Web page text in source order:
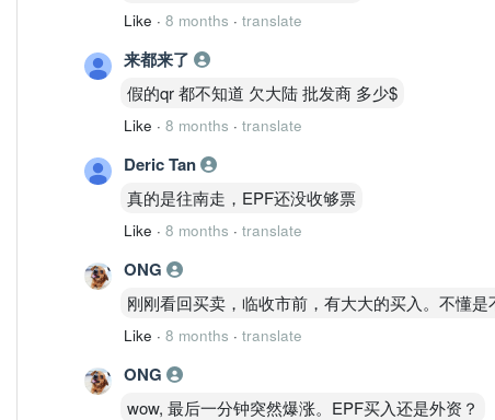
Like · 8 months · translate
来都来了
假的qr 都不知道 欠大陆 批发商 多少$
Like · 8 months · translate
Deric Tan
真的是往南走，EPF还没收够票
Like · 8 months · translate
ONG
刚刚看回买卖，临收市前，有大大的买入。不懂是
Like · 8 months · translate
ONG
wow, 最后一分钟突然爆涨。EPF买入还是外资？